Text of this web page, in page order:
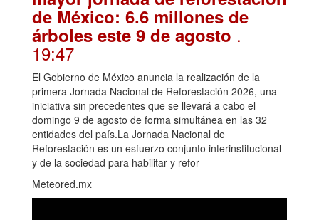
de México: 6.6 millones de
árboles este 9 de agosto .
19:47
El Gobierno de México anuncia la realización de la
primera Jornada Nacional de Reforestación 2026, una
iniciativa sin precedentes que se llevará a cabo el
domingo 9 de agosto de forma simultánea en las 32
entidades del país.La Jornada Nacional de
Reforestación es un esfuerzo conjunto interinstitucional
y de la sociedad para habilitar y refor
Meteored.mx